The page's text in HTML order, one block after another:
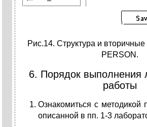
Рис.14. Структура и
PERSON.
6. Порядок выполнения
работы
Ознакомиться с методикой
описанной в пп. 1-3